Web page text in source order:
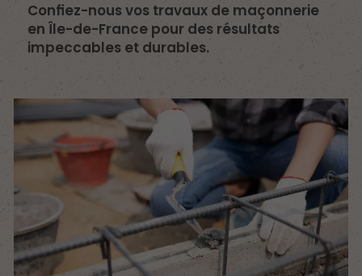
Confiez-nous vos travaux de maçonnerie
en Île-de-France pour des résultats
impeccables et durables.